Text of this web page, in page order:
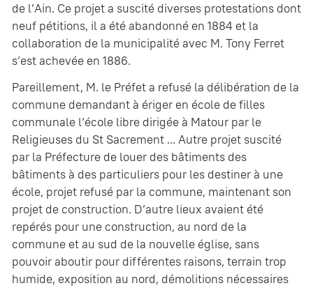
de l’Ain. Ce projet a suscité diverses protestations dont
neuf pétitions, il a été abandonné en 1884 et la
collaboration de la municipalité avec M. Tony Ferret
s’est achevée en 1886.
Pareillement, M. le Préfet a refusé la délibération de la
commune demandant à ériger en école de filles
communale l’école libre dirigée à Matour par le
Religieuses du St Sacrement ... Autre projet suscité
par la Préfecture de louer des bâtiments des
bâtiments à des particuliers pour les destiner à une
école, projet refusé par la commune, maintenant son
projet de construction. D’autre lieux avaient été
repérés pour une construction, au nord de la
commune et au sud de la nouvelle église, sans
pouvoir aboutir pour différentes raisons, terrain trop
humide, exposition au nord, démolitions nécessaires